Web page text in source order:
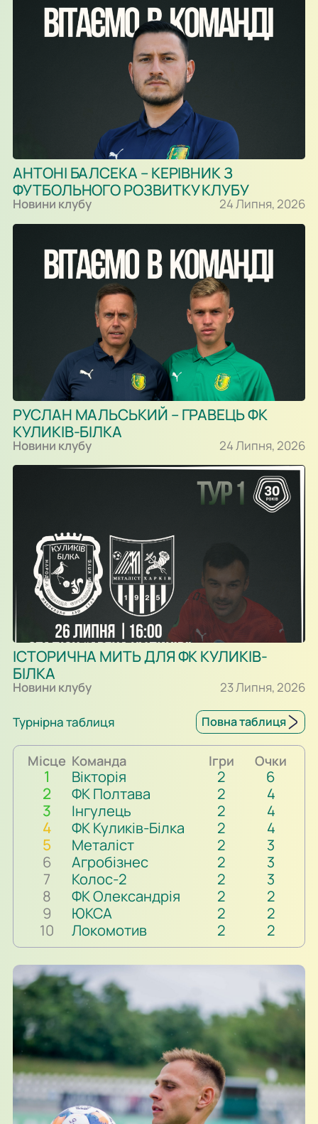
АНТОНІ БАЛСЕКА – КЕРІВНИК З
ФУТБОЛЬНОГО РОЗВИТКУ КЛУБУ
Новини клубу 24 Липня, 2026
РУСЛАН МАЛЬСЬКИЙ – ГРАВЕЦЬ ФК
КУЛИКІВ-БІЛКА
Новини клубу 24 Липня, 2026
ІСТОРИЧНА МИТЬ ДЛЯ ФК КУЛИКІВ-
БІЛКА
Новини клубу 23 Липня, 2026
Турнірна таблиця Повна таблиця
Місце Команда Ігри Очки
1 Вікторія 2
6
2
ФК Полтава 2
4
3
Інгулець 2
4
4
ФК Куликів-Білка 2
4
5
Металіст 2
3
6
Агробізнес 2
3
7
Колос-2 2
3
8
ФК Олександрія 2
2
9
ЮКСА 2
2
10
Локомотив 2 2